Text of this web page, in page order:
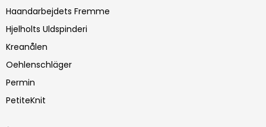
Haandarbejdets Fremme
Hjelholts Uldspinderi
Kreanålen
Oehlenschläger
Permin
PetiteKnit